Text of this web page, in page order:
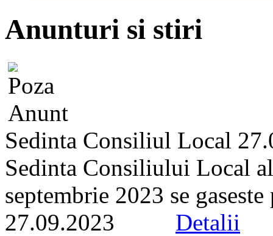
Anunturi si stiri
Sedinta Consiliul Local
Sedinta Consiliului Local
septembrie 2023 se
27.09.2023 Detalii